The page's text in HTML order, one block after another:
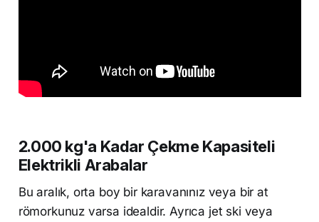
2.000 kg'a Kadar Çekme Kapasiteli
Elektrikli Arabalar
Bu aralık, orta boy bir karavanınız veya bir at
römorkunuz varsa idealdir. Ayrıca jet ski veya